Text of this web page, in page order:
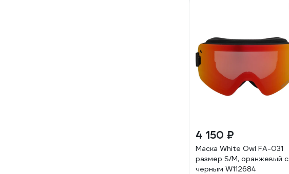
4 150 ₽
Маска White Owl FA-031
размер S/M, оранжевый с
черным W112684